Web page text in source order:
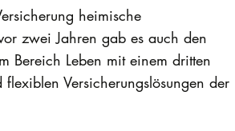
heimische
zwei Jahren gab es auch den
Bereich Leben mit einem dritten
Versicherungslösungen der